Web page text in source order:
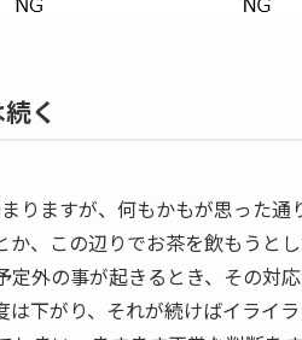
く
りますが、何もかもが思った
、この辺りでお茶を飲もうと
外の事が起きるとき、その対
下がり、それが続けばイライ